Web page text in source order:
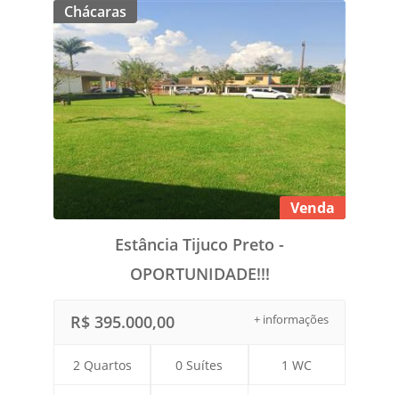
Chácaras
Venda
Estância Tijuco Preto -
OPORTUNIDADE!!!
+ informações
R$ 395.000,00
2 Quartos 0 Suítes 1 WC